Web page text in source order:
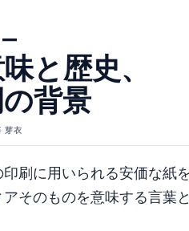
と歴史、
背景
芽衣
刷に用いられる安価な紙
そのものを意味する言葉